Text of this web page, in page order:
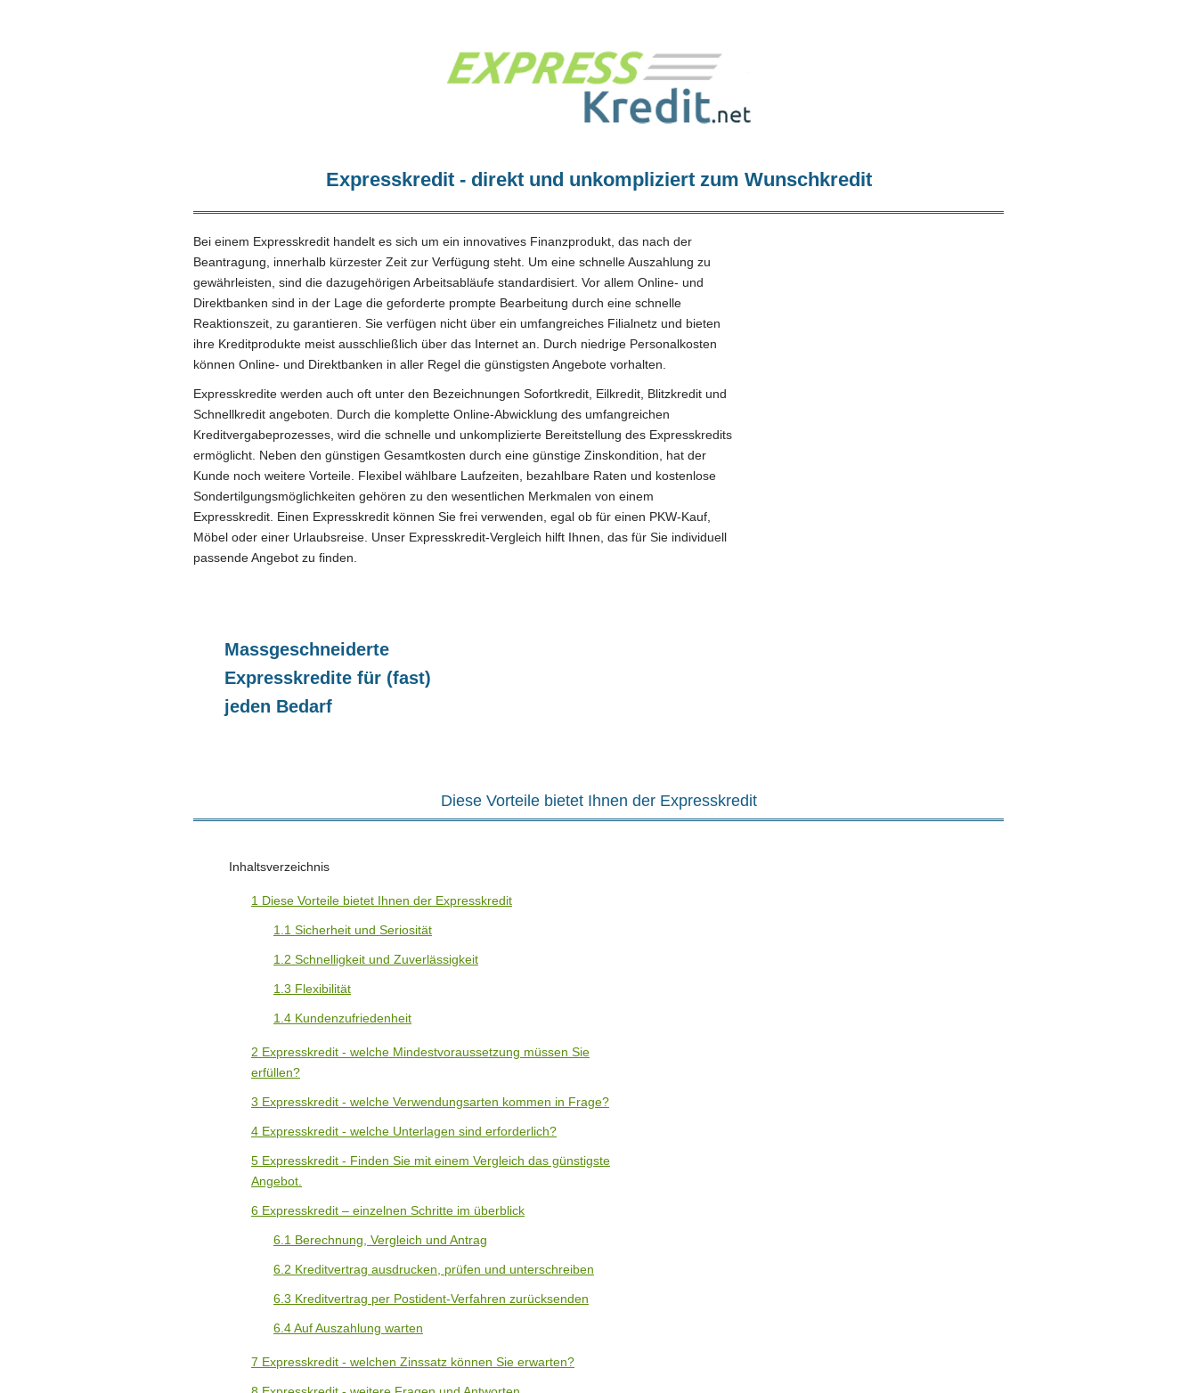
Expresskredit - direkt und unkompliziert zum Wunschkredit
Bei einem Expresskredit handelt es sich um ein innovatives Finanzprodukt, das nach der
Beantragung, innerhalb kürzester Zeit zur Verfügung steht. Um eine schnelle Auszahlung zu
gewährleisten, sind die dazugehörigen Arbeitsabläufe standardisiert. Vor allem Online- und
Direktbanken sind in der Lage die geforderte prompte Bearbeitung durch eine schnelle
Reaktionszeit, zu garantieren. Sie verfügen nicht über ein umfangreiches Filialnetz und bieten
ihre Kreditprodukte meist ausschließlich über das Internet an. Durch niedrige Personalkosten
können Online- und Direktbanken in aller Regel die günstigsten Angebote vorhalten.
Expresskredite werden auch oft unter den Bezeichnungen Sofortkredit, Eilkredit, Blitzkredit und
Schnellkredit angeboten. Durch die komplette Online-Abwicklung des umfangreichen
Kreditvergabeprozesses, wird die schnelle und unkomplizierte Bereitstellung des Expresskredits
ermöglicht. Neben den günstigen Gesamtkosten durch eine günstige Zinskondition, hat der
Kunde noch weitere Vorteile. Flexibel wählbare Laufzeiten, bezahlbare Raten und kostenlose
Sondertilgungsmöglichkeiten gehören zu den wesentlichen Merkmalen von einem
Expresskredit. Einen Expresskredit können Sie frei verwenden, egal ob für einen PKW-Kauf,
Möbel oder einer Urlaubsreise. Unser Expresskredit-Vergleich hilft Ihnen, das für Sie individuell
passende Angebot zu finden.
Massgeschneiderte
Expresskredite für (fast)
jeden Bedarf
Diese Vorteile bietet Ihnen der Expresskredit
Inhaltsverzeichnis
1 Diese Vorteile bietet Ihnen der Expresskredit
1.1 Sicherheit und Seriosität
1.2 Schnelligkeit und Zuverlässigkeit
1.3 Flexibilität
1.4 Kundenzufriedenheit
2 Expresskredit - welche Mindestvoraussetzung müssen Sie
erfüllen?
3 Expresskredit - welche Verwendungsarten kommen in Frage?
4 Expresskredit - welche Unterlagen sind erforderlich?
5 Expresskredit - Finden Sie mit einem Vergleich das günstigste
Angebot.
6 Expresskredit – einzelnen Schritte im überblick
6.1 Berechnung, Vergleich und Antrag
6.2 Kreditvertrag ausdrucken, prüfen und unterschreiben
6.3 Kreditvertrag per Postident-Verfahren zurücksenden
6.4Auf Auszahlung warten
7 Expresskredit - welchen Zinssatz können Sie erwarten?